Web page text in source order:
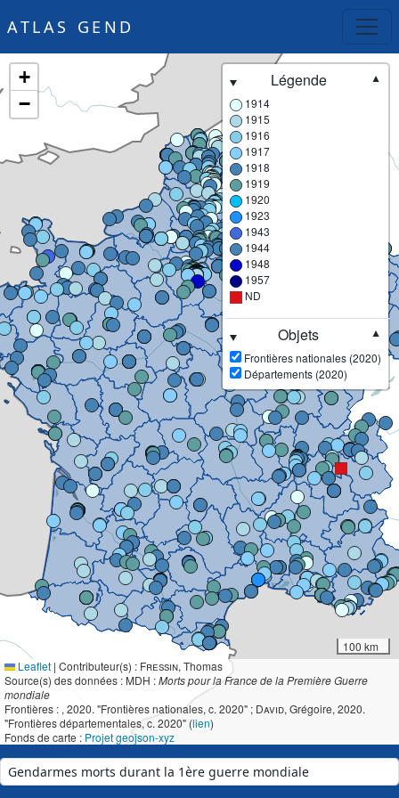
ATLAS GEND
+
−
Légende
▼
1914
1915
1916
1917
1918
1919
1920
1923
1943
1944
1948
1957
ND
Objets
▼
Frontières nationales (2020)
Départements (2020)
100 km
Leaflet | Contributeur(s) : Fressin, Thomas
Source(s) des données : MDH :Morts pour la France de la Première Guerre
mondiale
Frontières : , 2020. "Frontières nationales, c. 2020" ; David, Grégoire, 2020.
"Frontières départementales, c. 2020" (lien)
Fonds de carte : Projet geojson-xyz